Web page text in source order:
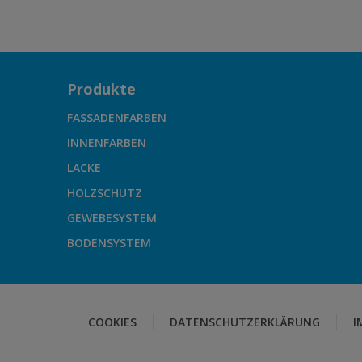
Produkte
FASSADENFARBEN
INNENFARBEN
LACKE
HOLZSCHUTZ
GEWEBESYSTEM
BODENSYSTEM
COOKIES DATENSCHUTZERKLÄRUNG